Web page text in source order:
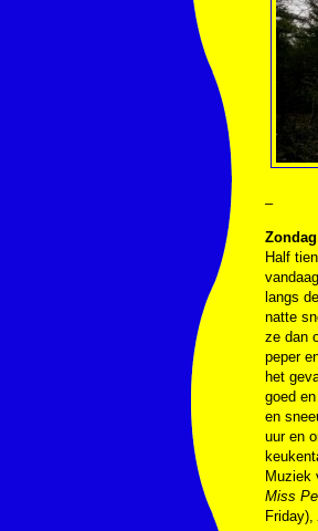
–
Half
langs
natte
ze dan
peper
het
goed
en
uur en
Muziek
Miss
Friday),